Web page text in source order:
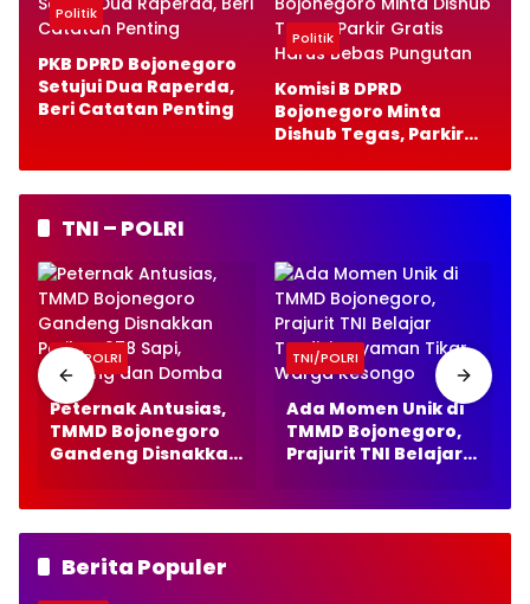
Politik
PKB DPRD Bojonegoro
Setujui Dua Raperda,
Beri Catatan Penting
Politik
Komisi B DPRD
Bojonegoro Minta
Dishub Tegas, Parkir
Pungutan
TNI – POLRI
TNI/POLRI
Peternak Antusias,
TMMD Bojonegoro
Gandeng Disnakkan
TNI/POLRI
Ada Momen Unik di
TMMD Bojonegoro,
Prajurit TNI Belajar
Berita Populer